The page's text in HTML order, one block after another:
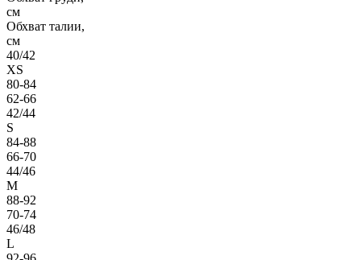
см
Обхват талии,
см
40/42
XS
80-84
62-66
42/44
S
84-88
66-70
44/46
M
88-92
70-74
46/48
L